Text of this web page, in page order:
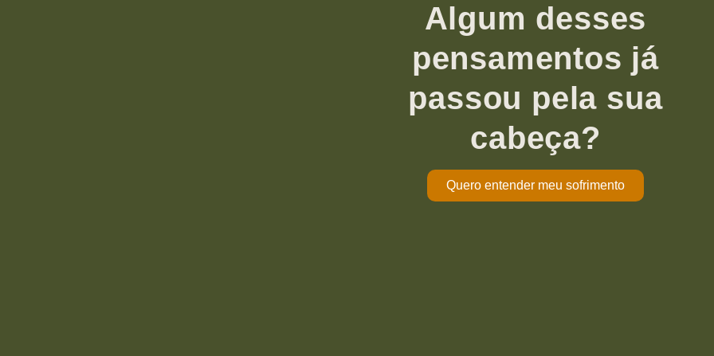
Algum desses
pensamentos já
passou pela sua
cabeça?
Quero entender meu sofrimento